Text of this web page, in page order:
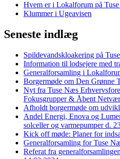
Hvem er i Lokalforum på
Klummer i Ugeavisen
Seneste indlæg
Spildevandskloakering på
Information til lodsejere med
Generalforsamling i
Borgermøde om Den Grønne
Nyt fra Tuse Næs
Fokusgrupper & Åbent
Afholdt borgermøde om
Andel Energi, Enova og
solceller og varmepumper d.
Kick off møde: Planer for
Generalforsamling for Tuse
Referat fra